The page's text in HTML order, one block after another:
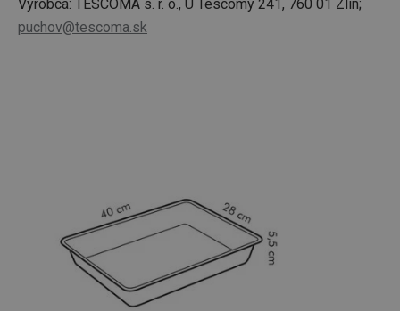
Výrobca: TESCOMA s. r. o., U Tescomy 241, 760 01 Zlín;
puchov@tescoma.sk